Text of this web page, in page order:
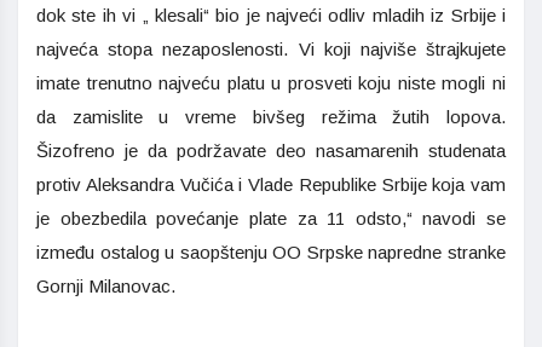
dok ste ih vi „ klesali“ bio je najveći odliv mladih iz Srbije i
najveća stopa nezaposlenosti. Vi koji najviše štrajkujete
imate trenutno najveću platu u prosveti koju niste mogli ni
da zamislite u vreme bivšeg režima žutih lopova.
Šizofreno je da podržavate deo nasamarenih studenata
protiv Aleksandra Vučića i Vlade Republike Srbije koja vam
je obezbedila povećanje plate za 11 odsto,“ navodi se
između ostalog u saopštenju OO Srpske napredne stranke
Gornji Milanovac.